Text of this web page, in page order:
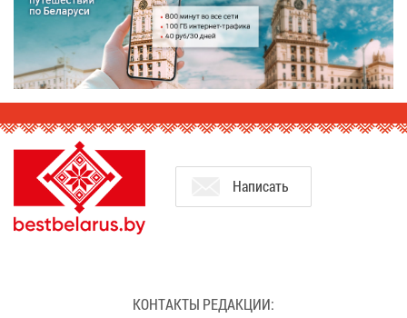
На­пи­сать
КОН­ТАК­ТЫ РЕ­ДАК­ЦИИ: